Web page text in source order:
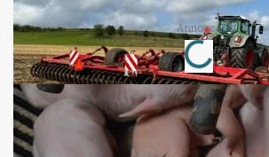
Annonce
Loading...